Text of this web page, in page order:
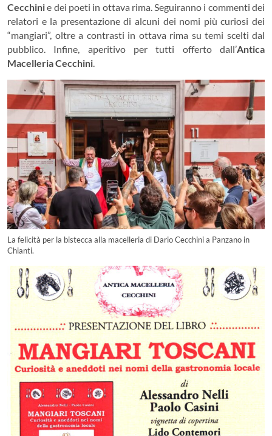
Cecchinie dei poeti in ottava rima. Seguiranno i commenti dei
relatori e la presentazione di alcuni dei nomi più curiosi dei
“mangiari”, oltre a contrasti in ottava rima su temi scelti dal
pubblico. Infine, aperitivo per tutti offerto dall’Antica
Macelleria Cecchini.
La felicità per la bistecca alla macelleria di Dario Cecchini a Panzano in
Chianti.